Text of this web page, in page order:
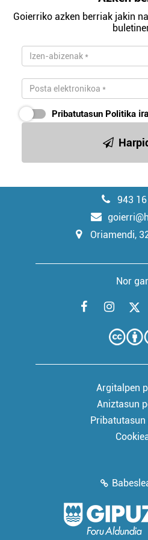
Goierriko azken berriak jakin
Pribatutasun Politika
943
Oriamendi,
Nor
Argitalpen
Aniztasun